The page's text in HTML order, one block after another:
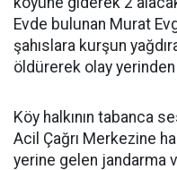
Evde bulunan Murat
şahıslara kurşun
öldürerek olay yerinden
Köy halkının tabanca
Acil Çağrı Merkezine
yerine gelen jandarma